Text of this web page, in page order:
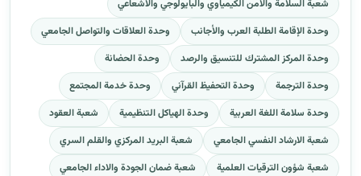
شعبة السلامة والامن الكيمياوي والبايولوجي والاشعاعي
وحدة الإقامة الطلبة العرب والأجانب
وحدة العلاقات والتواصل الجامعي
وحدة المركز المشترك للتنسيق والرصد
وحدة الحضانة
وحدة الترجمة
وحدة التحفيظ القرآني
وحدة خدمة المجتمع
وحدة سلامة اللغة العربية
وحدة الهياكل التنظيمية
شعبة العقود
شعبة الارشاد النفسي الجامعي
شعبة البريد المركزي والقلم السري
شعبة شؤون الترقيات العلمية
شعبة ضمان الجودة والاداء الجامعي